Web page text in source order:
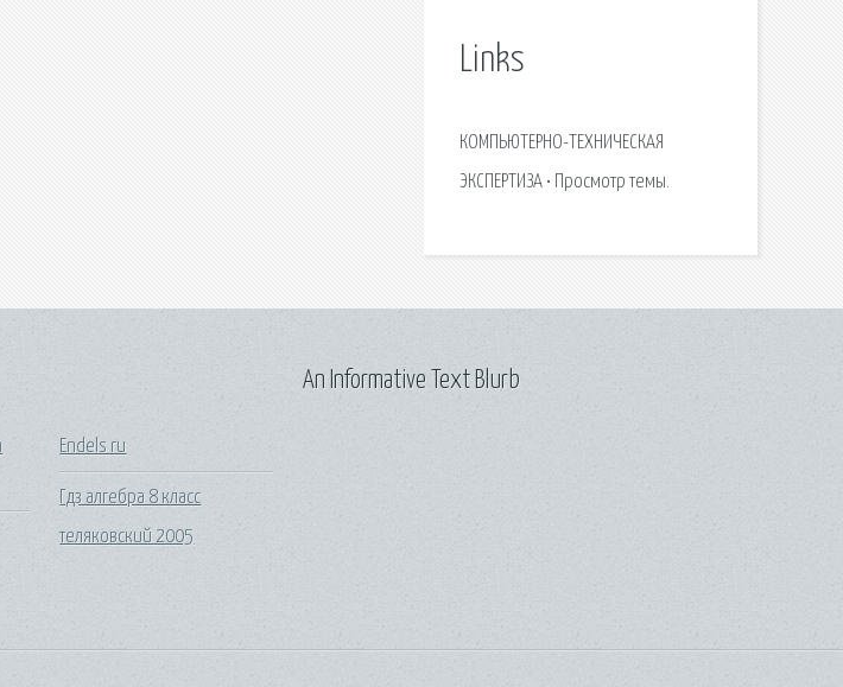
Links
КОМПЬЮТЕРНО-ТЕХНИЧЕСКАЯ
ЭКСПЕРТИЗА • Просмотр темы.
Endels ru
Гдз алгебра 8 класс
теляковский 2005
An Informative Text Blurb